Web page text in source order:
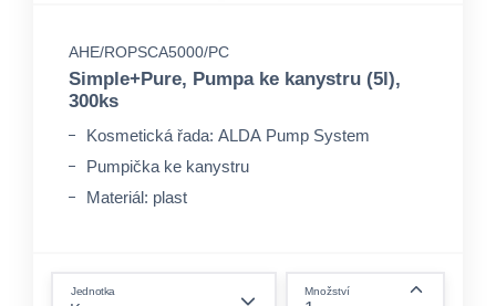
AHE/ROPSCA5000/PC
Simple+Pure, Pumpa ke kanystru (5l),
300ks
Kosmetická řada: ALDA Pump System
Pumpička ke kanystru
Materiál: plast
Jednotka Množství